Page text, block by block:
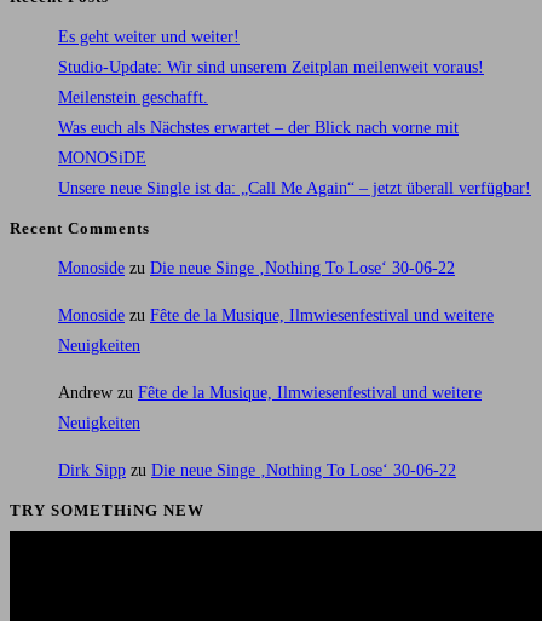
Es geht weiter und weiter!
Studio-Update: Wir sind unserem Zeitplan meilenweit voraus!
Meilenstein geschafft.
Was euch als Nächstes erwartet – der Blick nach vorne mit
MONOSiDE
Unsere neue Single ist da: „Call Me Again“ – jetzt überall verfügbar!
Recent Comments
Monoside zu Die neue Singe ‚Nothing To Lose‘ 30-06-22
Monoside zu Fête de la Musique, Ilmwiesenfestival und weitere
Neuigkeiten
Andrew zu Fête de la Musique, Ilmwiesenfestival und weitere
Neuigkeiten
Dirk Sipp zu Die neue Singe ‚Nothing To Lose‘ 30-06-22
TRY SOMETHiNG NEW